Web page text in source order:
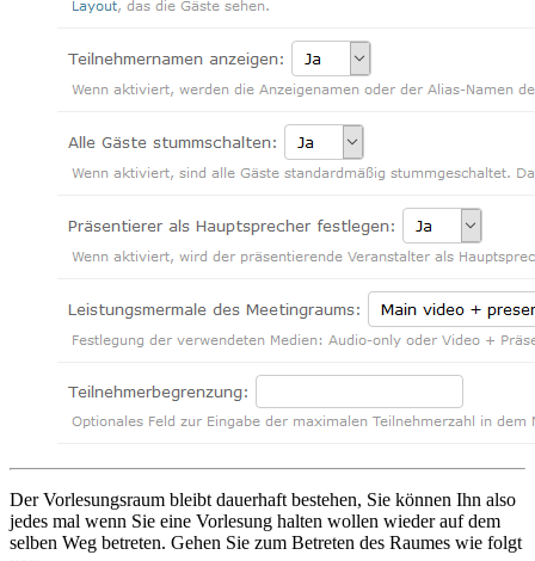
Der Vorlesungsraum bleibt dauerhaft bestehen, Sie können Ihn also
jedes mal wenn Sie eine Vorlesung halten wollen wieder auf dem
selben Weg betreten. Gehen Sie zum Betreten des Raumes wie folgt